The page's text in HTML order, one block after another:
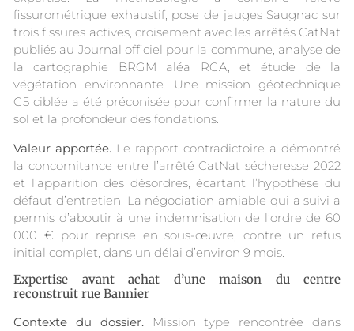
fissurométrique exhaustif, pose de jauges Saugnac sur
trois fissures actives, croisement avec les arrêtés CatNat
publiés au Journal officiel pour la commune, analyse de
la cartographie BRGM aléa RGA, et étude de la
végétation environnante. Une mission géotechnique
G5 ciblée a été préconisée pour confirmer la nature du
sol et la profondeur des fondations.
Valeur apportée. Le rapport contradictoire a démontré
la concomitance entre l’arrêté CatNat sécheresse 2022
et l’apparition des désordres, écartant l’hypothèse du
défaut d’entretien. La négociation amiable qui a suivi a
permis d’aboutir à une indemnisation de l’ordre de 60
000 € pour reprise en sous-œuvre, contre un refus
initial complet, dans un délai d’environ 9 mois.
Expertise avant achat d’une maison du centre
reconstruit rue Bannier
Contexte du dossier.Mission type rencontrée dans